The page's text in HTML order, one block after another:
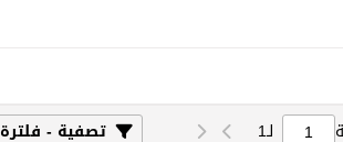
لـ1 تصفية - فلترة